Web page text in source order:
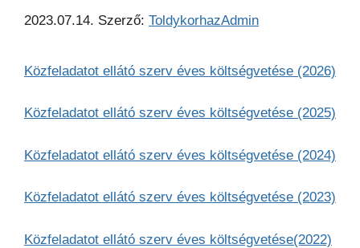
2023.07.14. Szerző: ToldykorhazAdmin
Közfeladatot ellátó szerv éves költségvetése (2026)
Közfeladatot ellátó szerv éves költségvetése (2025)
Közfeladatot ellátó szerv éves költségvetése (2024)
Közfeladatot ellátó szerv éves költségvetése (2023)
Közfeladatot ellátó szerv éves költségvetése(2022)